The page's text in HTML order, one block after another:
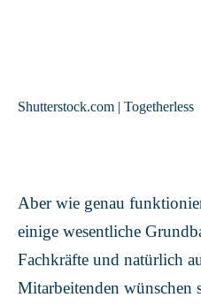
Shutterstock.com | Togetherless
Aber wie genau
einige wesentliche
Fachkräfte und natürlich
Mitarbeitenden wünschen